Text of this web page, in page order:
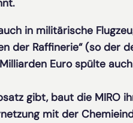
in militärische
der Raffinerie“ (so der
Euro spülte
gibt, baut die MIRO
mit der